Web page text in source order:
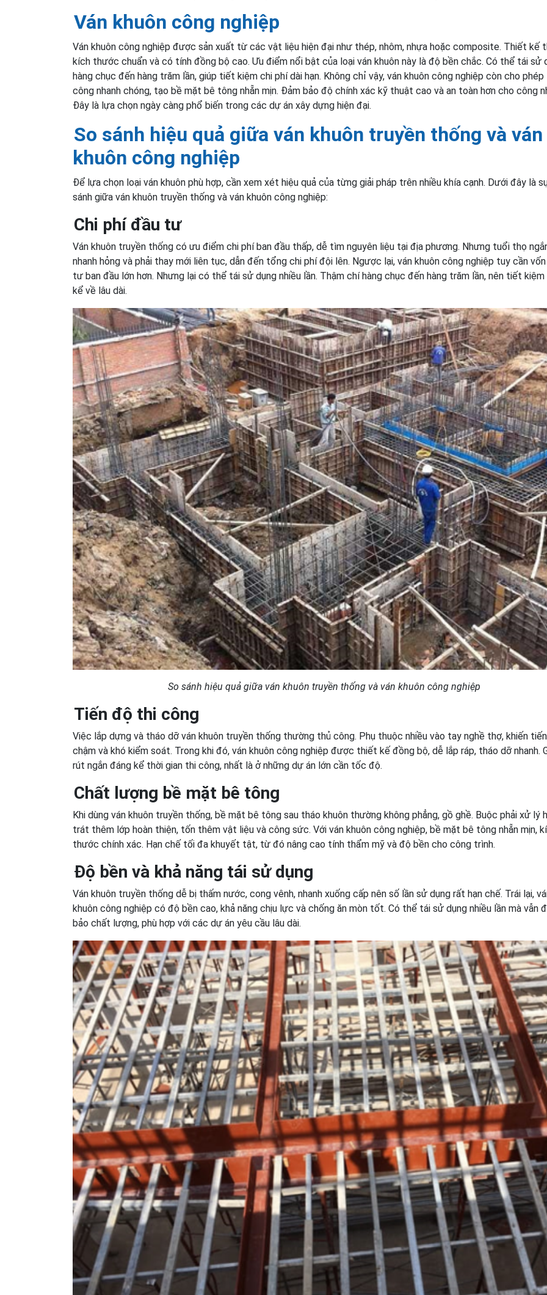
Ván khuôn công nghiệp
Ván khuôn công nghiệp được sản xuất từ các vật liệu hiện đại như thép, nhôm, nhựa hoặc composite. Thiết kế
kích thước chuẩn và có tính đồng bộ cao. Ưu điểm nổi bật của loại ván khuôn này là độ bền chắc. Có thể tái sử
hàng chục đến hàng trăm lần, giúp tiết kiệm chi phí dài hạn. Không chỉ vậy, ván khuôn công nghiệp còn cho phép
công nhanh chóng, tạo bề mặt bê tông nhẵn mịn. Đảm bảo độ chính xác kỹ thuật cao và an toàn hơn cho công
Đây là lựa chọn ngày càng phổ biến trong các dự án xây dựng hiện đại.
So sánh hiệu quả giữa ván khuôn truyền thống và ván
khuôn công nghiệp
Để lựa chọn loại ván khuôn phù hợp, cần xem xét hiệu quả của từng giải pháp trên nhiều khía cạnh. Dưới đây là
sánh giữa ván khuôn truyền thống và ván khuôn công nghiệp:
Chi phí đầu tư
Ván khuôn truyền thống có ưu điểm chi phí ban đầu thấp, dễ tìm nguyên liệu tại địa phương. Nhưng tuổi thọ
nhanh hỏng và phải thay mới liên tục, dẫn đến tổng chi phí đội lên. Ngược lại, ván khuôn công nghiệp tuy cần
tư ban đầu lớn hơn. Nhưng lại có thể tái sử dụng nhiều lần. Thậm chí hàng chục đến hàng trăm lần, nên tiết kiệm
kể về lâu dài.
So sánh hiệu quả giữa ván khuôn truyền thống và ván khuôn công nghiệp
Tiến độ thi công
Việc lắp dựng và tháo dỡ ván khuôn truyền thống thường thủ công. Phụ thuộc nhiều vào tay nghề thợ, khiến
chậm và khó kiểm soát. Trong khi đó, ván khuôn công nghiệp được thiết kế đồng bộ, dễ lắp ráp, tháo dỡ nhanh.
rút ngắn đáng kể thời gian thi công, nhất là ở những dự án lớn cần tốc độ.
Chất lượng bề mặt bê tông
Khi dùng ván khuôn truyền thống, bề mặt bê tông sau tháo khuôn thường không phẳng, gồ ghề. Buộc phải xử lý
trát thêm lớp hoàn thiện, tốn thêm vật liệu và công sức. Với ván khuôn công nghiệp, bề mặt bê tông nhẵn mịn,
thước chính xác. Hạn chế tối đa khuyết tật, từ đó nâng cao tính thẩm mỹ và độ bền cho công trình.
Độ bền và khả năng tái sử dụng
Ván khuôn truyền thống dễ bị thấm nước, cong vênh, nhanh xuống cấp nên số lần sử dụng rất hạn chế. Trái lại,
khuôn công nghiệp có độ bền cao, khả năng chịu lực và chống ăn mòn tốt. Có thể tái sử dụng nhiều lần mà vẫn
bảo chất lượng, phù hợp với các dự án yêu cầu lâu dài.